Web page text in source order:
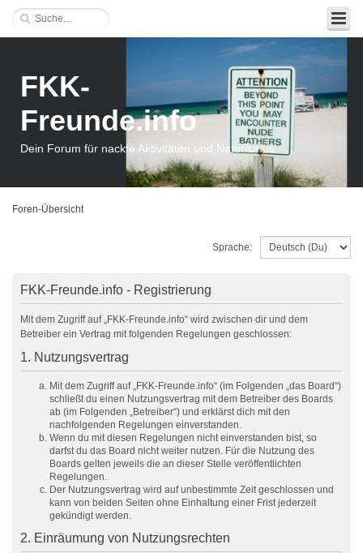
FKK-
Freunde.info
Dein Forum für nackte Aktivitäten und Naturismus
Foren-Übersicht
Sprache:
FKK-Freunde.info - Registrierung
Mit dem Zugriff auf „FKK-Freunde.info“ wird zwischen dir und dem
Betreiber ein Vertrag mit folgenden Regelungen geschlossen:
1. Nutzungsvertrag
Mit dem Zugriff auf „FKK-Freunde.info“ (im Folgenden „das Board“)
schließt du einen Nutzungsvertrag mit dem Betreiber des Boards
ab (im Folgenden „Betreiber“) und erklärst dich mit den
nachfolgenden Regelungen einverstanden.
Wenn du mit diesen Regelungen nicht einverstanden bist, so
darfst du das Board nicht weiter nutzen. Für die Nutzung des
Boards gelten jeweils die an dieser Stelle veröffentlichten
Regelungen.
Der Nutzungsvertrag wird auf unbestimmte Zeit geschlossen und
kann von beiden Seiten ohne Einhaltung einer Frist jederzeit
gekündigt werden.
2. Einräumung von Nutzungsrechten